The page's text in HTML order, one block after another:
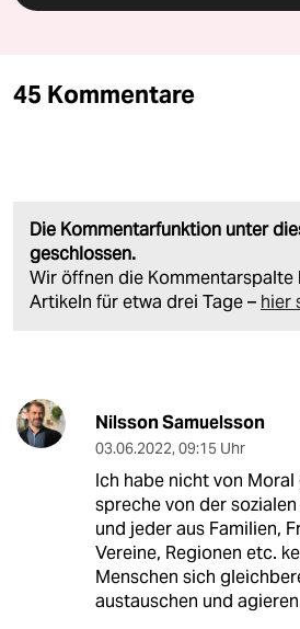
45 Kommentare
Die Kommentarfunktion unter
geschlossen.
Wir öffnen die Kommentarspalte
Artikeln für etwa drei Tage – hier
Nilsson Samuelsson
03.06.2022, 09:15 Uhr
Ich habe nicht von
spreche von der
und jeder aus Familien,
Vereine, Regionen etc.
Menschen sich
austauschen und